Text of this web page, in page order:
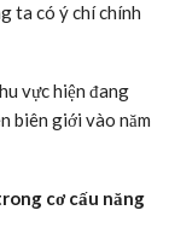
ta có ý chí chính
vực hiện đang
biên giới vào năm
cơ cấu năng